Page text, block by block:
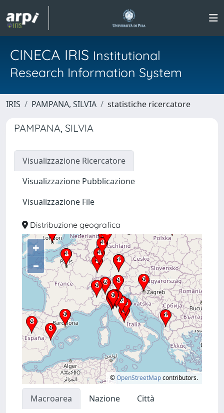
CINECA IRIS Institutional
Research Information System
IRIS PAMPANA, SILVIA statistiche ricercatore
PAMPANA, SILVIA
Visualizzazione Ricercatore
Visualizzazione Pubblicazione
Visualizzazione File
Distribuzione geografica
+
–
©OpenStreetMapcontributors.
Macroarea Nazione
Città